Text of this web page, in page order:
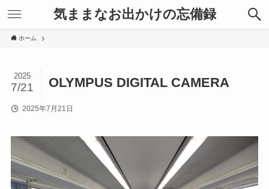
気ままなお出かけの忘備録
ホーム
OLYMPUS DIGITAL CAMERA
2025
7/21
2025年7月21日